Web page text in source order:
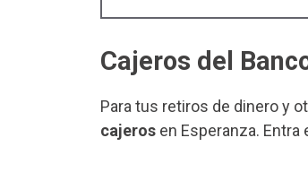
Cajeros del
Para tus retiros de dinero y
cajeros en Esperanza.